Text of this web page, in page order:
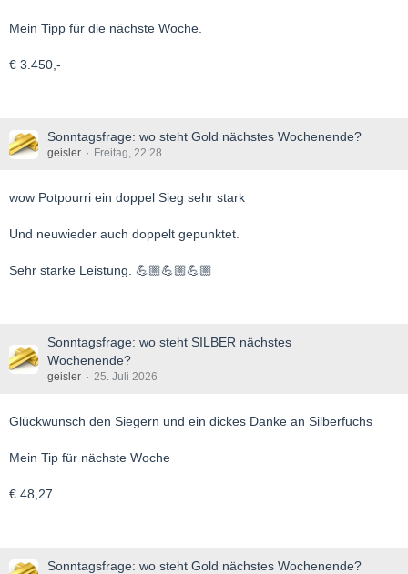
Mein Tipp für die nächste Woche.
€ 3.450,-
Sonntagsfrage: wo steht Gold nächstes Wochenende?
geisler Freitag, 22:28
wow Potpourri ein doppel Sieg sehr stark
Und neuwieder auch doppelt gepunktet.
Sehr starke Leistung. 💪🏼💪🏼💪🏼
Sonntagsfrage: wo steht SILBER nächstes
Wochenende?
geisler 25. Juli 2026
Glückwunsch den Siegern und ein dickes Danke an Silberfuchs
Mein Tip für nächste Woche
€ 48,27
Sonntagsfrage: wo steht Gold nächstes Wochenende?